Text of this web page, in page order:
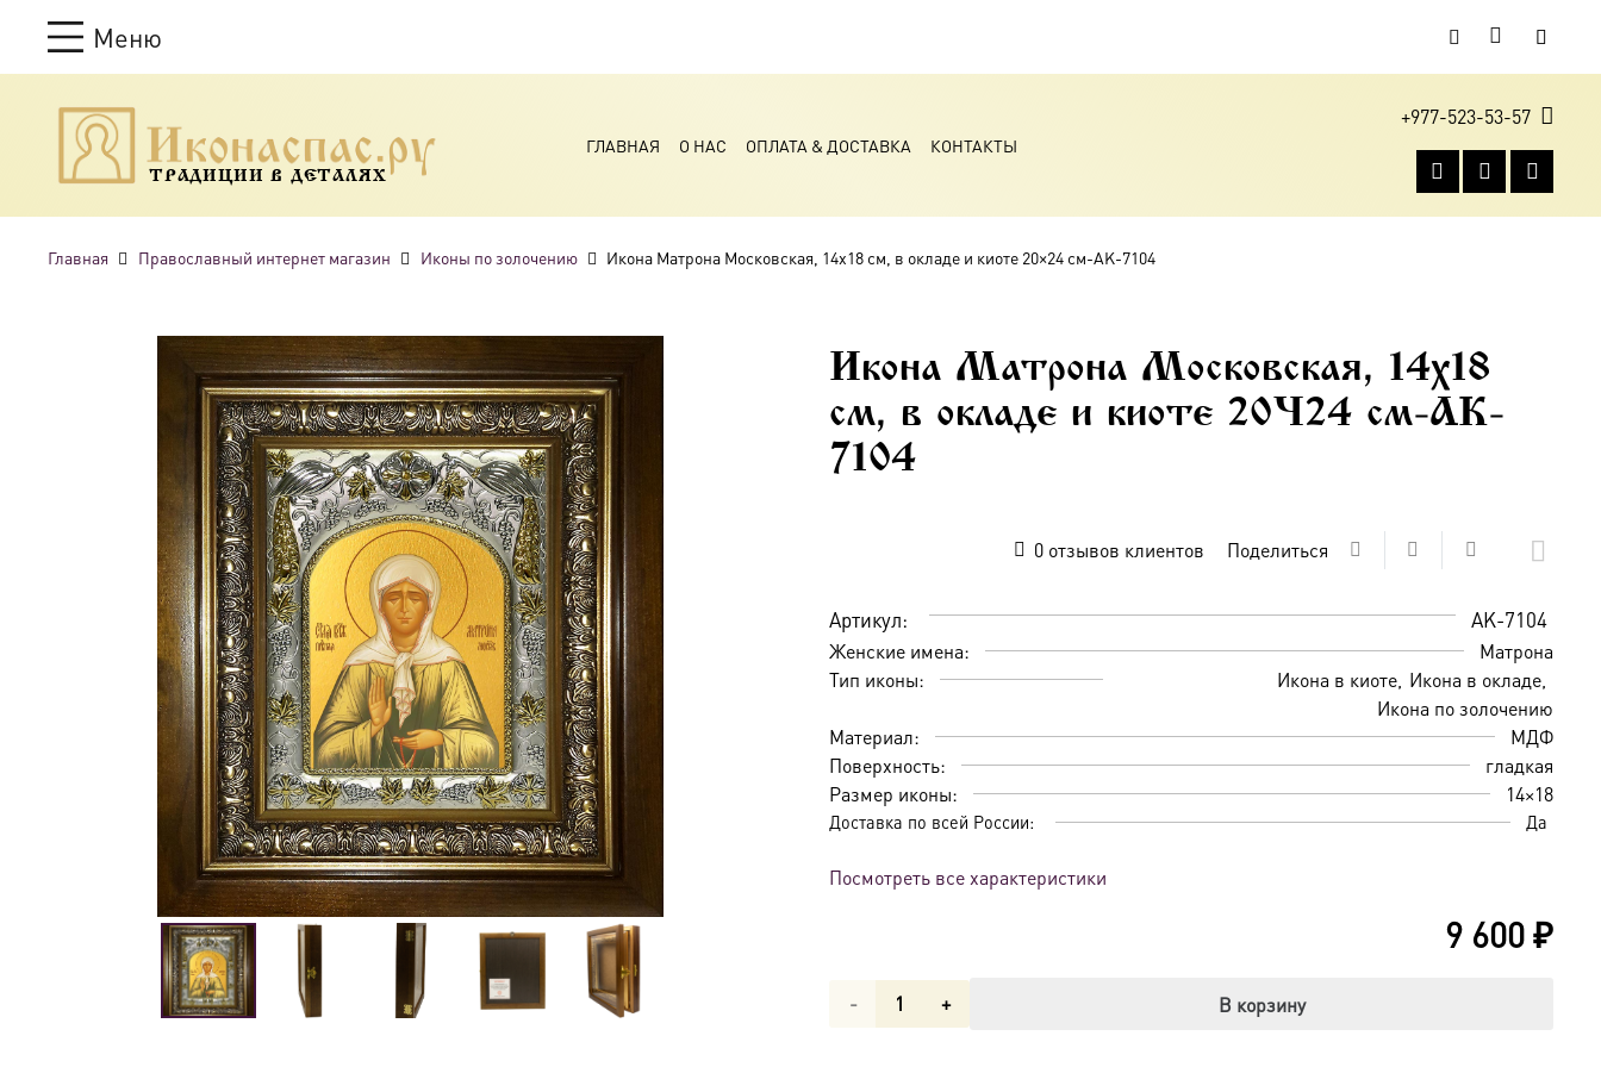
Меню
ТРАДИЦИИ В ДЕТАЛЯХ
ГЛАВНАЯ О НАС ОПЛАТА & ДОСТАВКА КОНТАКТЫ
+977-523-53-57
Главная Православный интернет магазин Иконы по золочению Икона Матрона Московская, 14х18 см, в окладе и киоте 20×24 см-AK-7104
Икона Матрона Московская, 14х18
см, в окладе и киоте 20×24 см-AK-
7104
0отзывов клиентов Поделиться
Артикул: AK-7104
Женские имена:
Матрона
Тип иконы:
Икона в киоте Икона в окладе
Икона по золочению
Материал:
МДФ
Поверхность:
гладкая
Размер иконы:
14×18
Доставка по всей России: Да
Посмотреть все характеристики
9 600₽
Количество
В корзину